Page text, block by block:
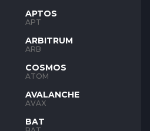
APTOS
APT
ARBITRUM
ARB
COSMOS
ATOM
AVALANCHE
AVAX
BAT